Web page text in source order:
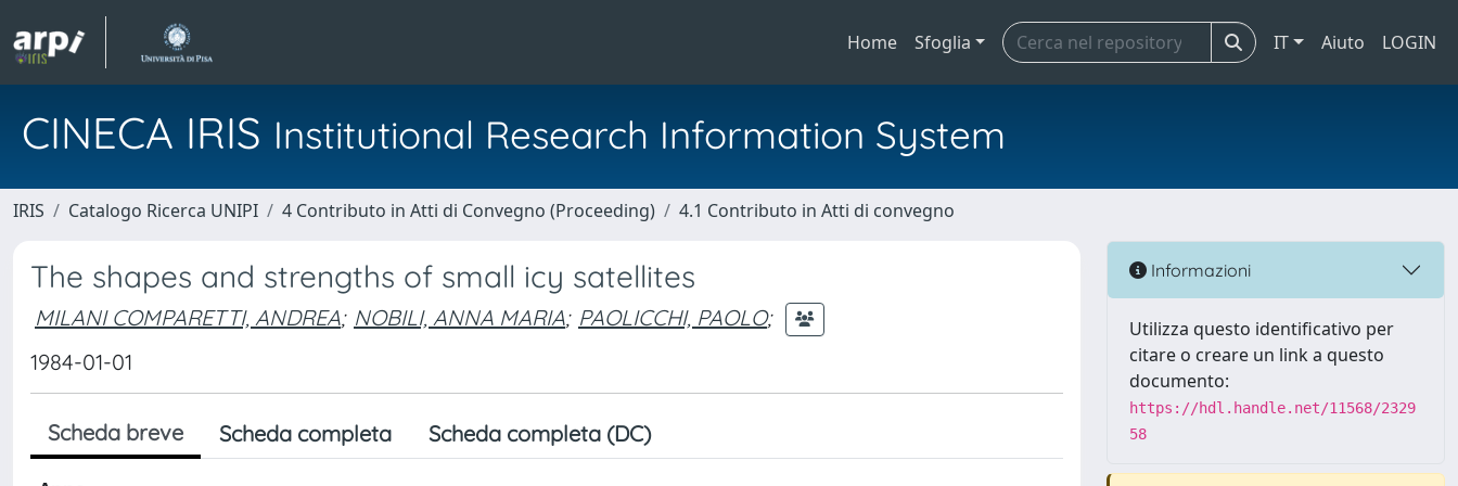
Home Sfoglia IT Aiuto LOGIN
CINECA IRIS Institutional Research Information System
IRIS Catalogo Ricerca UNIPI 4 Contributo in Atti di Convegno (Proceeding) 4.1 Contributo in Atti di convegno
The shapes and strengths of small icy satellites
MILANI COMPARETTI, ANDREA; NOBILI, ANNA MARIA; PAOLICCHI, PAOLO;
1984-01-01
Scheda breve Scheda completa Scheda completa (DC)
Informazioni
Utilizza questo identificativo per
citare o creare un link a questo
documento:
https://hdl.handle.net/11568/2329
58